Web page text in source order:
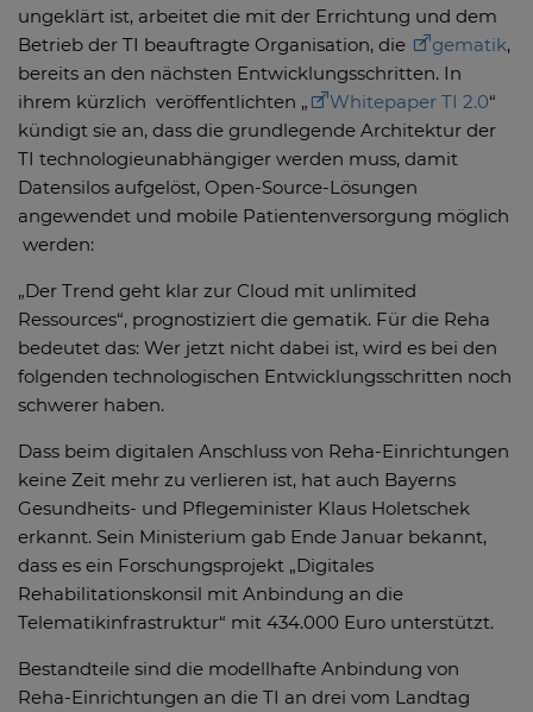
ungeklärt ist, arbeitet die mit der Errichtung und dem
Betrieb der TI beauftragte Organisation, die
gematik,
bereits an den nächsten Entwicklungsschritten. In
ihrem kürzlich veröffentlichten „
Whitepaper TI 2.0“
kündigt sie an, dass die grundlegende Architektur der
TI technologieunabhängiger werden muss, damit
Datensilos aufgelöst, Open-Source-Lösungen
angewendet und mobile Patientenversorgung möglich
werden:
„Der Trend geht klar zur Cloud mit unlimited
Ressources“, prognostiziert die gematik. Für die Reha
bedeutet das: Wer jetzt nicht dabei ist, wird es bei den
folgenden technologischen Entwicklungsschritten noch
schwerer haben.
Dass beim digitalen Anschluss von Reha-Einrichtungen
keine Zeit mehr zu verlieren ist, hat auch Bayerns
Gesundheits- und Pflegeminister Klaus Holetschek
erkannt. Sein Ministerium gab Ende Januar bekannt,
dass es ein Forschungsprojekt „Digitales
Rehabilitationskonsil mit Anbindung an die
Telematikinfrastruktur“ mit 434.000 Euro unterstützt.
Bestandteile sind die modellhafte Anbindung von
Reha-Einrichtungen an die TI an drei vom Landtag